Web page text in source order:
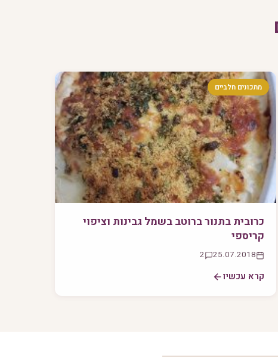
מתכונים חלביים
כרובית בתנור ברוטב בשמל גבינות וציפוי
קריספי
25.07.2018
2
קרא עכשיו